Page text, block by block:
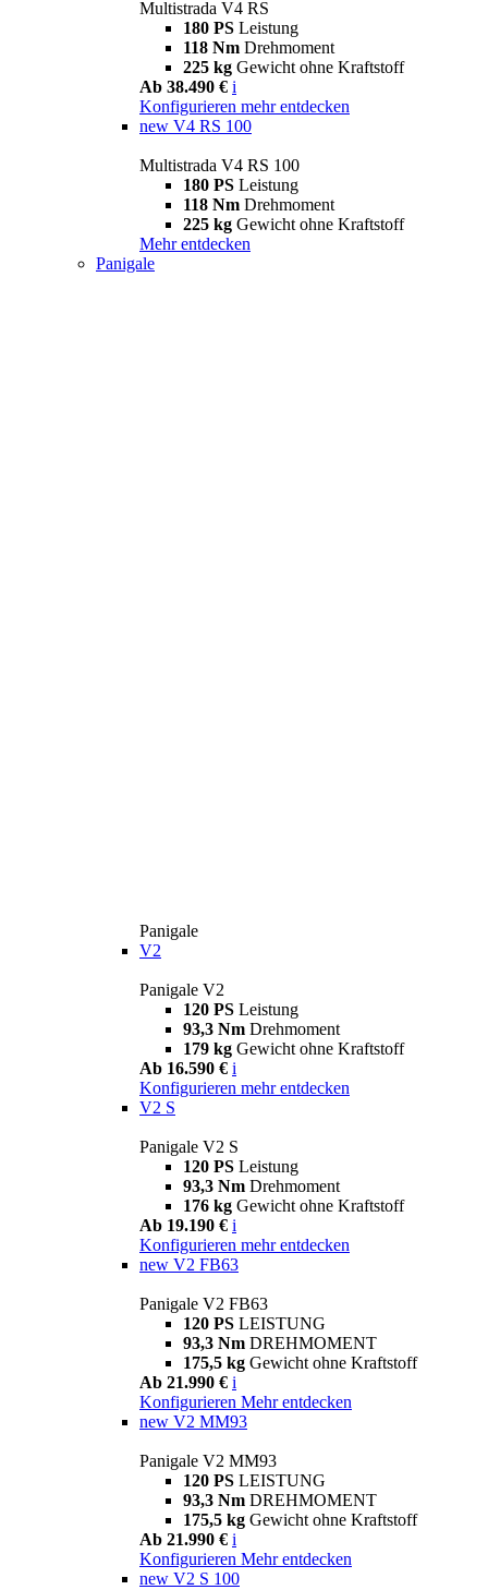
Multistrada V4 RS
180 PS Leistung
118 Nm Drehmoment
225 kg Gewicht ohne Kraftstoff
Ab 38.490 € i
Konfigurieren mehr entdecken
new V4 RS 100
Multistrada V4 RS 100
180 PS Leistung
118 Nm Drehmoment
225 kg Gewicht ohne Kraftstoff
Mehr entdecken
Panigale
Panigale
V2
Panigale V2
120 PS Leistung
93,3 Nm Drehmoment
179 kg Gewicht ohne Kraftstoff
Ab 16.590 € i
Konfigurieren mehr entdecken
V2 S
Panigale V2 S
120 PS Leistung
93,3 Nm Drehmoment
176 kg Gewicht ohne Kraftstoff
Ab 19.190 € i
Konfigurieren mehr entdecken
new V2 FB63
Panigale V2 FB63
120 PS LEISTUNG
93,3 Nm DREHMOMENT
175,5 kg Gewicht ohne Kraftstoff
Ab 21.990 € i
Konfigurieren Mehr entdecken
new V2 MM93
Panigale V2 MM93
120 PS LEISTUNG
93,3 Nm DREHMOMENT
175,5 kg Gewicht ohne Kraftstoff
Ab 21.990 € i
Konfigurieren Mehr entdecken
new V2 S 100